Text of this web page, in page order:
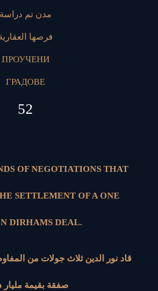
مدن تم دراسة
فرصها
ПРОУЧЕНИ
ГРАДОВЕ
52
OF NEGOTIATIONS THAT
SETTLEMENT OF A ONE
DIRHAMS DEAL.
قاد نور الدين ثلاث جولات من
صفقة بقيمة مليار